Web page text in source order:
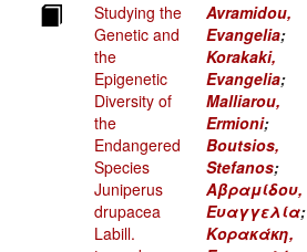
Studying the
Genetic and
the
Epigenetic
Diversity of
the
Endangered
Species
Juniperus
drupacea
Labill.
Avramidou,
Evangelia;
Korakaki,
Evangelia;
Malliarou,
Ermioni;
Boutsios,
Stefanos;
Αβραμίδου,
Ευαγγελία;
Κορακάκη,